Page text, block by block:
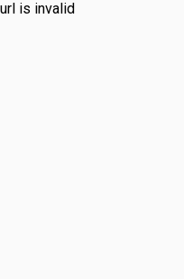
url is invalid